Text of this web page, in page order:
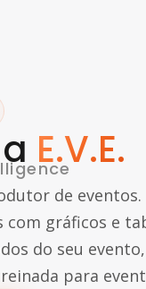
E.V.E.
de eventos.
gráficos e
do seu
para